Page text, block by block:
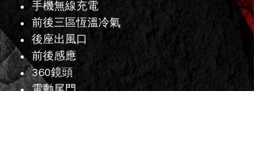
手機無線充電
前後三區恆溫冷氣
後座出風口
前後感應
360鏡頭
電動尾門